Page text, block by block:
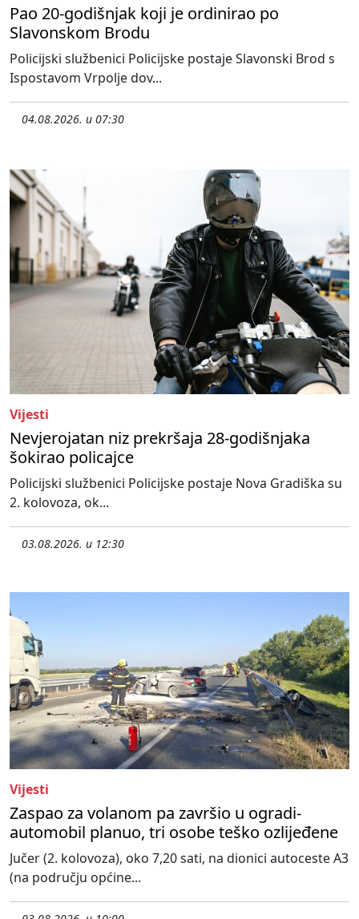
Pao 20-godišnjak koji je ordinirao po
Slavonskom Brodu
Policijski službenici Policijske postaje Slavonski Brod s
Ispostavom Vrpolje dov...
04.08.2026. u 07:30
Vijesti
Nevjerojatan niz prekršaja 28-godišnjaka
šokirao policajce
Policijski službenici Policijske postaje Nova Gradiška su
2. kolovoza, ok...
03.08.2026. u 12:30
Vijesti
Zaspao za volanom pa završio u ogradi-
automobil planuo, tri osobe teško ozlijeđene
Jučer (2. kolovoza), oko 7,20 sati, na dionici autoceste A3
(na području općine...